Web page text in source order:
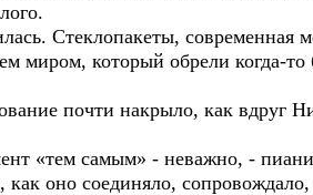
Стеклопакеты, современная
миром, который обрели когда-
почти накрыло, как вдруг
«тем самым» - неважно, -
как оно соединяло,